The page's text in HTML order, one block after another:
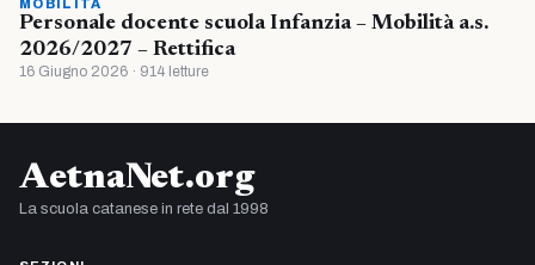
MOBILITÀ
Personale docente scuola Infanzia – Mobilità a.s.
2026/2027 – Rettifica
16 Giugno 2026 · 914 letture
AetnaNet.org
La scuola catanese in rete dal 1998